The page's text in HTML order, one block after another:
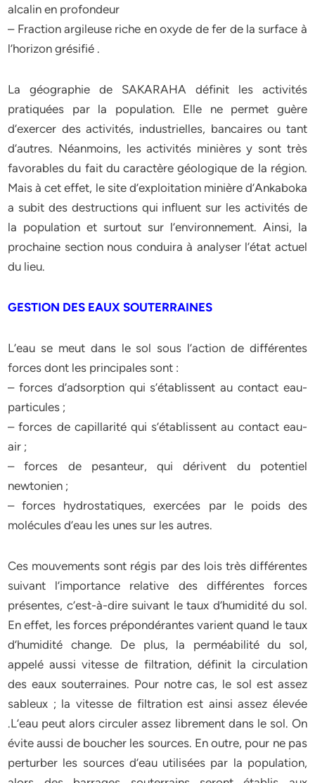
alcalin en profondeur
– Fraction argileuse riche en oxyde de fer de la surface à
l’horizon grésifié .
La géographie de SAKARAHA définit les activités
pratiquées par la population. Elle ne permet guère
d’exercer des activités, industrielles, bancaires ou tant
d’autres. Néanmoins, les activités minières y sont très
favorables du fait du caractère géologique de la région.
Mais à cet effet, le site d’exploitation minière d’Ankaboka
a subit des destructions qui influent sur les activités de
la population et surtout sur l’environnement. Ainsi, la
prochaine section nous conduira à analyser l’état actuel
du lieu.
GESTION DES EAUX SOUTERRAINES
L’eau se meut dans le sol sous l’action de différentes
forces dont les principales sont :
– forces d’adsorption qui s’établissent au contact eau-
particules ;
– forces de capillarité qui s’établissent au contact eau-
air ;
– forces de pesanteur, qui dérivent du potentiel
newtonien ;
– forces hydrostatiques, exercées par le poids des
molécules d’eau les unes sur les autres.
Ces mouvements sont régis par des lois très différentes
suivant l’importance relative des différentes forces
présentes, c’est-à-dire suivant le taux d’humidité du sol.
En effet, les forces prépondérantes varient quand le taux
d’humidité change. De plus, la perméabilité du sol,
appelé aussi vitesse de filtration, définit la circulation
des eaux souterraines. Pour notre cas, le sol est assez
sableux ; la vitesse de filtration est ainsi assez élevée
.L’eau peut alors circuler assez librement dans le sol. On
évite aussi de boucher les sources. En outre, pour ne pas
perturber les sources d’eau utilisées par la population,